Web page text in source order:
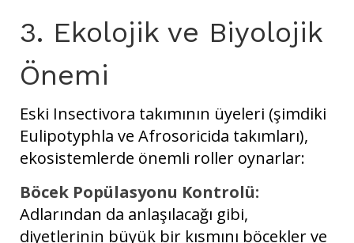
3. Ekolojik ve Biyolojik
Önemi
Eski Insectivora takımının üyeleri (şimdiki
Eulipotyphla ve Afrosoricida takımları),
ekosistemlerde önemli roller oynarlar:
Böcek Popülasyonu Kontrolü:
Adlarından da anlaşılacağı gibi,
diyetlerinin büyük bir kısmını böcekler ve